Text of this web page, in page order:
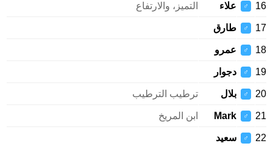
♂ علاء التميز، والارتفاع
♂ طارق
♂ عمرو
♂ دجوار
♂ بلال ترطيب الترطيب
♂
Mark ابن المريخ
♂ سعيد